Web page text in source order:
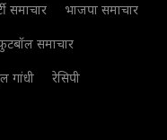
समाचार
भाजपा समाचार
समाचार
गांधी
रेसिपी